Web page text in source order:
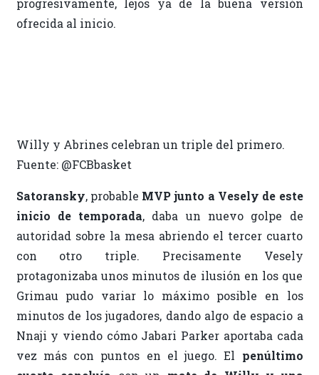
progresivamente, lejos ya de la buena versión
ofrecida al inicio.
Willy y Abrines celebran un triple del primero.
Fuente: @FCBbasket
Satoransky, probable MVP junto a Vesely de este
inicio de temporada, daba un nuevo golpe de
autoridad sobre la mesa abriendo el tercer cuarto
con otro triple. Precisamente Vesely
protagonizaba unos minutos de ilusión en los que
Grimau pudo variar lo máximo posible en los
minutos de los jugadores, dando algo de espacio a
Nnaji y viendo cómo Jabari Parker aportaba cada
vez más con puntos en el juego. El penúltimo